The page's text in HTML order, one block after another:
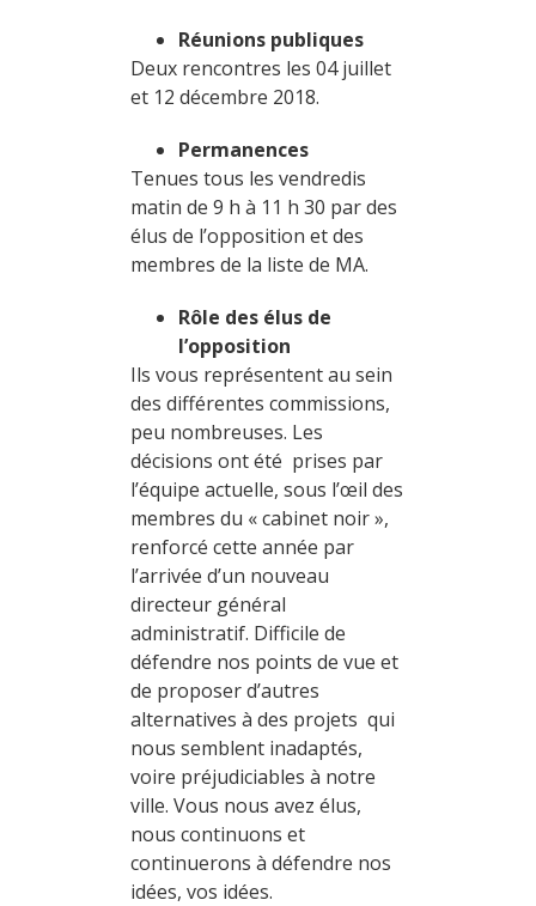
Réunions publiques
Deux rencontres les 04 juillet
et 12 décembre 2018.
Permanences
Tenues tous les vendredis
matin de 9 h à 11 h 30 par des
élus de l’opposition et des
membres de la liste de MA.
Rôle des élus de
l’opposition
Ils vous représentent au sein
des différentes commissions,
peu nombreuses. Les
décisions ont été prises par
l’équipe actuelle, sous l’œil des
membres du « cabinet noir »,
renforcé cette année par
l’arrivée d’un nouveau
directeur général
administratif. Difficile de
défendre nos points de vue et
de proposer d’autres
alternatives à des projets qui
nous semblent inadaptés,
voire préjudiciables à notre
ville. Vous nous avez élus,
nous continuons et
continuerons à défendre nos
idées, vos idées.